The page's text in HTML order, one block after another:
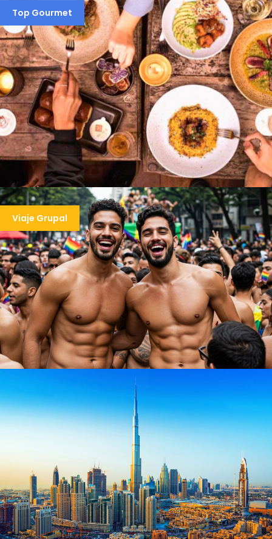
SÓLO SERVICIOS
$240
4 días 3 noches
Top Gourmet
LIMA: TOUR GASTRONÓMICO
GOURMET
$505
4 días / 3 noches
Viaje Grupal
PARADA GAY SAO PAULO 2026
$718
4 días / 3 noches